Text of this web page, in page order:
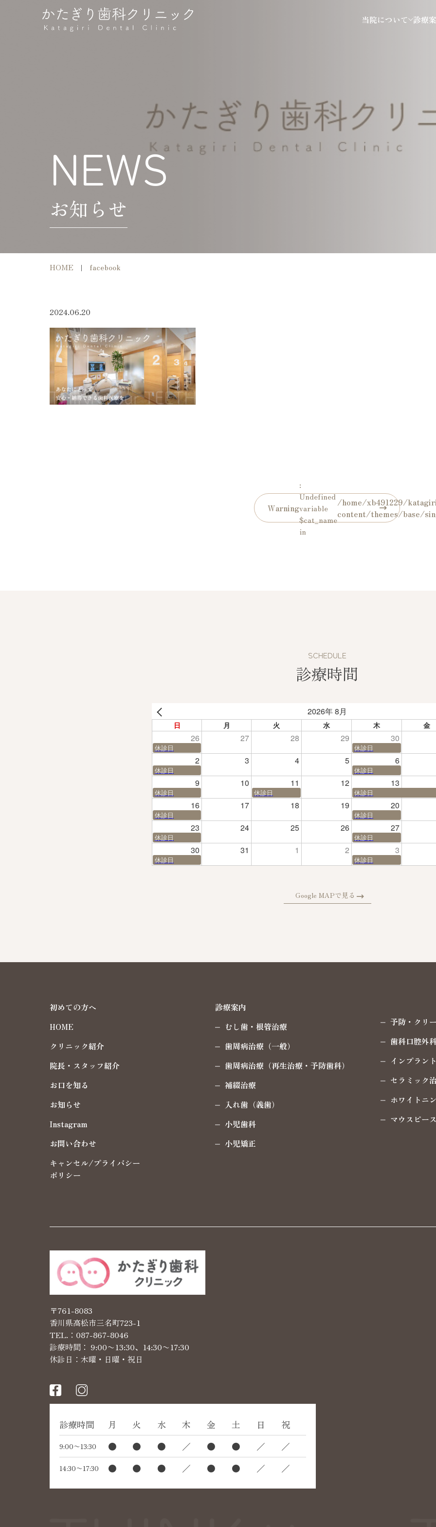
当院について 診療
NEWS
お知らせ
HOME facebook
2024.06.20
Warning
:
Undefined
variable
$cat_name
in
/home/xb491229/
content/themes/base/
SCHEDULE
診療時間
2026年 8月
日 月 火 水 木 金
26 27 28 29 30
休診日 休診日
2 3 4 5 6
休診日 休診日
9 10 11 12 13
休診日 休診日 休診日
16 17 18 19 20
休診日 休診日
23 24 25 26 27
休診日 休診日
30 31 1 2 3
休診日 休診日
Google MAPで見る
初めての方へ
HOME
クリニック紹介
院長・スタッフ紹介
お口を知る
お知らせ
Instagram
お問い合わせ
キャンセル/プライバシー
ポリシー
診療案内
むし歯・根管治療
歯周病治療（一般）
歯周病治療（再生治療・予防歯科）
補綴治療
入れ歯（義歯）
小児歯科
小児矯正
予防・クリ
歯科口腔外
インプラント
セラミック
ホワイトニ
マウスピー
〒761-8083
香川県高松市三名町723-1
TEL.： 087-867-8046
診療時間： 9:00〜13:30、14:30〜17:30
休診日：木曜・日曜・祝日
診療時間 月 火 水 木 金 土 日 祝
9:00〜13:30 ● ● ● ／ ● ● ／ ／
14:30〜17:30 ● ● ● ／ ● ● ／ ／